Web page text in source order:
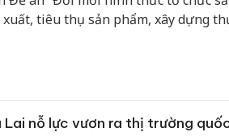
xuất, tiêu thụ sản phẩm, xây dựng
Lai nỗ lực vươn ra thị trường